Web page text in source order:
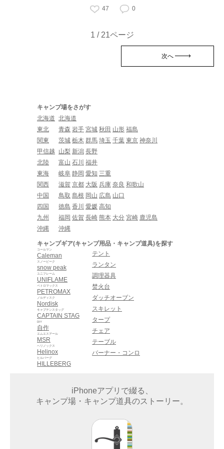
47 0
1 / 21ページ
次へ
キャンプ場をさがす
北海道 北海道
東北
青森 岩手 宮城 秋田 山形 福島
関東
茨城 栃木 群馬 埼玉 千葉 東京 神奈川
甲信越
山梨 新潟 長野
北陸
富山 石川 福井
東海
岐阜 静岡 愛知 三重
関西
滋賀 京都 大阪 兵庫 奈良 和歌山
中国
鳥取 島根 岡山 広島 山口
四国
徳島 香川 愛媛 高知
九州
福岡 佐賀 長崎 熊本 大分 宮崎 鹿児島
沖縄
沖縄
キャンプギア(キャンプ用品・キャンプ道具)を探す
Caleman
コールマン
snow peak
スノーピーク
UNIFLAME
ユニフレーム
PETROMAX
ペトロマックス
Nordisk
ノルディスク
CAPTAIN STAG
キャプテンスタッグ
自作
DIY
MSR
エムエスアール
Helinox
ヘリノックス
HILLEBERG
ヒルバーグ
テント
ランタン
調理器具
焚火台
ダッチオーブン
スキレット
タープ
チェア
テーブル
バーナー・コンロ
iPhoneアプリで綴る、
キャンプ場・キャンプ道具のストーリー。